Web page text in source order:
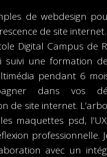
de webdesign
de site internet.
Digital Campus de
suivi une formation
pendant 6
dans vos
de site internet.
maquettes psd,
professionnelle.
avec un